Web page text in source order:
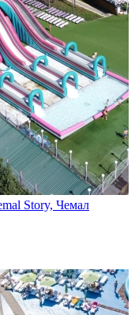
Story, Чемал